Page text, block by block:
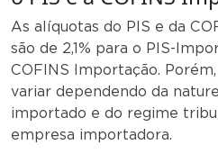
As alíquotas do PIS e da
são de 2,1% para o PIS-
COFINS Importação.
variar dependendo da
importado e do regime
empresa importadora.